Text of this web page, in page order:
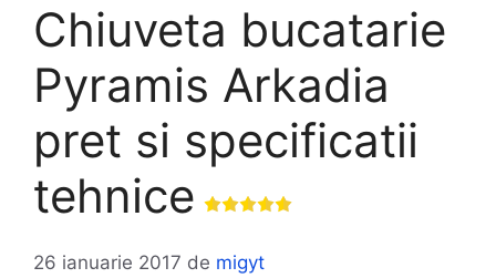
Chiuveta bucatarie
Pyramis Arkadia
pret si specificatii
tehnice
26 ianuarie 2017 de migyt